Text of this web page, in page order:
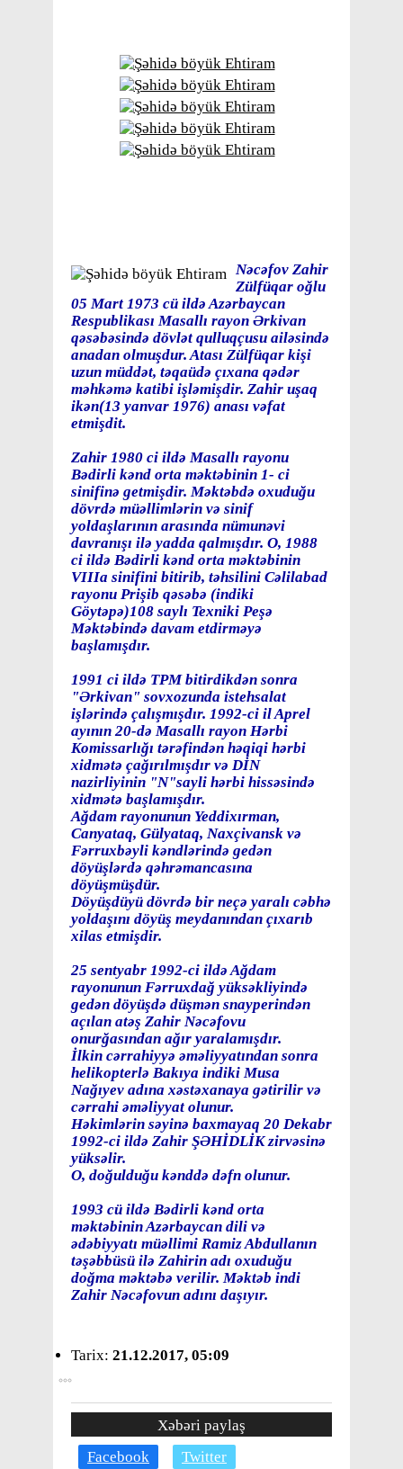
Nəcəfov Zahir
Zülfüqar oğlu
05 Mart 1973 cü ildə Azərbaycan
Respublikası Masallı rayon Ərkivan
qəsəbəsində dövlət qulluqçusu ailəsində
anadan olmuşdur. Atası Zülfüqar kişi
uzun müddət, təqaüdə çıxana qədər
məhkəmə katibi işləmişdir. Zahir uşaq
ikən(13 yanvar 1976) anası vəfat
etmişdit.
Zahir 1980 ci ildə Masallı rayonu
Bədirli kənd orta məktəbinin 1- ci
sinifinə getmişdir. Məktəbdə oxuduğu
dövrdə müəllimlərin və sinif
yoldaşlarının arasında nümunəvi
davranışı ilə yadda qalmışdır. O, 1988
ci ildə Bədirli kənd orta məktəbinin
VIIIa sinifini bitirib, təhsilini Cəlilabad
rayonu Prişib qəsəbə (indiki
Göytəpə)108 saylı Texniki Peşə
Məktəbində davam etdirməyə
başlamışdır.
1991 ci ildə TPM bitirdikdən sonra
"Ərkivan" sovxozunda istehsalat
işlərində çalışmışdır. 1992-ci il Aprel
ayının 20-də Masallı rayon Hərbi
Komissarlığı tərəfindən həqiqi hərbi
xidmətə çağırılmışdır və DİN
nazirliyinin "N"sayli hərbi hissəsində
xidmətə başlamışdır.
Ağdam rayonunun Yeddixırman,
Canyataq, Gülyataq, Naxçivansk və
Fərruxbəyli kəndlərində gedən
döyüşlərdə qəhrəmancasına
döyüşmüşdür.
Döyüşdüyü dövrdə bir neçə yaralı cəbhə
yoldaşını döyüş meydanından çıxarıb
xilas etmişdir.
25 sentyabr 1992-ci ildə Ağdam
rayonunun Fərruxdağ yüksəkliyində
gedən döyüşdə düşmən snayperindən
açılan atəş Zahir Nəcəfovu
onurğasından ağır yaralamışdır.
İlkin cərrahiyyə əməliyyatından sonra
helikopterlə Bakıya indiki Musa
Nağıyev adına xəstəxanaya gətirilir və
cərrahi əməliyyat olunur.
Həkimlərin səyinə baxmayaq 20 Dekabr
1992-ci ildə Zahir ŞƏHİDLİK zirvəsinə
yüksəlir.
O, doğulduğu kənddə dəfn olunur.
1993 cü ildə Bədirli kənd orta
məktəbinin Azərbaycan dili və
ədəbiyyatı müəllimi Ramiz Abdullanın
təşəbbüsü ilə Zahirin adı oxuduğu
doğma məktəbə verilir. Məktəb indi
Zahir Nəcəfovun adını daşıyır.
Tarix: 21.12.2017, 05:09
Xəbəri paylaş
Facebook
Twitter